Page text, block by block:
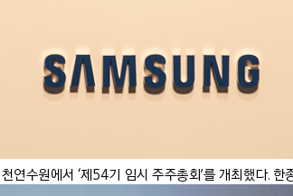
수원에서 ‘제54기 임시 주주총회’를 개최했다. 한